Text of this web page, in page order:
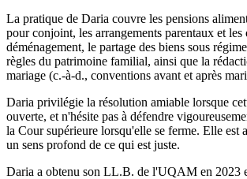
La pratique de Daria couvre les pensions
pour conjoint, les arrangements parentaux et les
déménagement, le partage des biens sous
règles du patrimoine familial, ainsi que la
mariage (c.-à-d., conventions avant et après
Daria privilégie la résolution amiable lorsque
ouverte, et n'hésite pas à défendre
la Cour supérieure lorsqu'elle se ferme. Elle est
un sens profond de ce qui est juste.
Daria a obtenu son LL.B. de l'UQAM en 2023